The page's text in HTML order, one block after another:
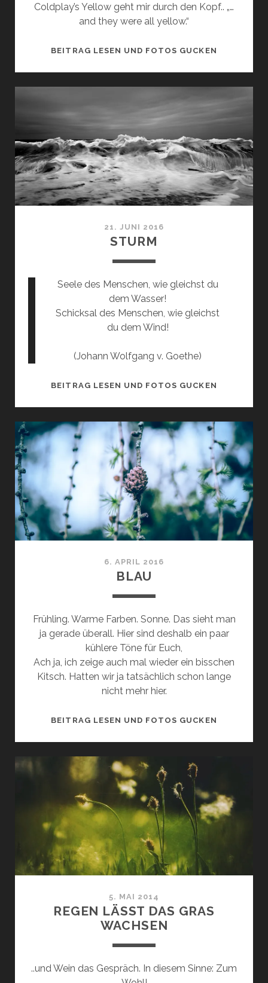
Coldplay’s Yellow geht mir durch den Kopf.. „…
and they were all yellow.“
BEITRAG LESEN UND FOTOS GUCKEN
21. JUNI 2016
STURM
Seele des Menschen, wie gleichst du
dem Wasser!
Schicksal des Menschen, wie gleichst
du dem Wind!
(Johann Wolfgang v. Goethe)
BEITRAG LESEN UND FOTOS GUCKEN
6. APRIL 2016
BLAU
Frühling. Warme Farben. Sonne. Das sieht man
ja gerade überall. Hier sind deshalb ein paar
kühlere Töne für Euch,
Ach ja, ich zeige auch mal wieder ein bisschen
Kitsch. Hatten wir ja tatsächlich schon lange
nicht mehr hier.
BEITRAG LESEN UND FOTOS GUCKEN
5. MAI 2014
REGEN LÄSST DAS GRAS
WACHSEN
..und Wein das Gespräch. In diesem Sinne: Zum